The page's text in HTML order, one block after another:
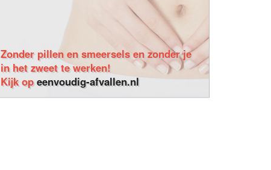
Zonder pillen en smeersels en zonder je
in het zweet te werken!
Kijk opeenvoudig-afvallen.nl